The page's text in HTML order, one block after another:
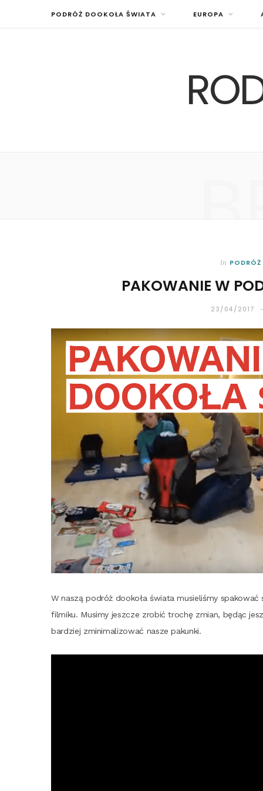
PODRÓŻ DOOKOŁA ŚWIATA EUROPA
In
PAKOWANIE W
23/04/2017
W naszą podróż dooko­ła świa­ta musie­li­śmy
fil­mi­ku. Musi­my jesz­cze zro­bić tro­chę zmian, będąc
bar­dziej zmi­ni­ma­li­zo­wać nasze pakunki.